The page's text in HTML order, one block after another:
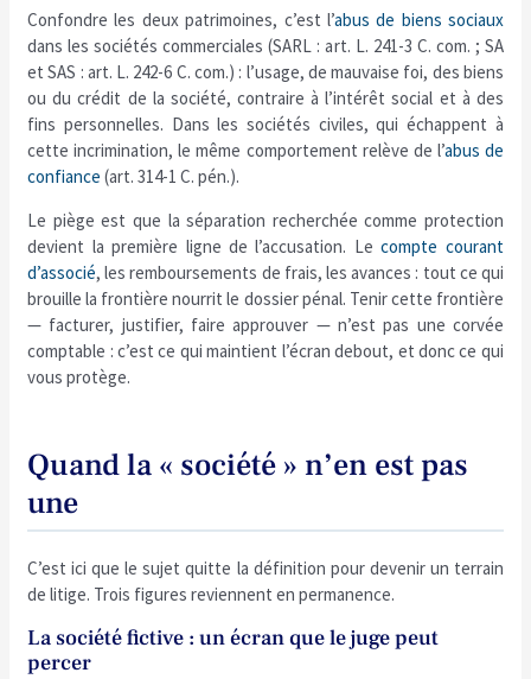
Confondre les deux patrimoines, c’est l’abus de biens sociaux
dans les sociétés commerciales (SARL : art. L. 241-3 C. com. ; SA
et SAS : art. L. 242-6 C. com.) : l’usage, de mauvaise foi, des biens
ou du crédit de la société, contraire à l’intérêt social et à des
fins personnelles. Dans les sociétés civiles, qui échappent à
cette incrimination, le même comportement relève de l’abus de
confiance (art. 314-1 C. pén.).
Le piège est que la séparation recherchée comme protection
devient la première ligne de l’accusation. Lecompte courant
d’associé, les remboursements de frais, les avances : tout ce qui
brouille la frontière nourrit le dossier pénal. Tenir cette frontière
— facturer, justifier, faire approuver — n’est pas une corvée
comptable : c’est ce qui maintient l’écran debout, et donc ce qui
vous protège.
Quand la « société » n’en est pas
une
C’est ici que le sujet quitte la définition pour devenir un terrain
de litige. Trois figures reviennent en permanence.
La société fictive : un écran que le juge peut
percer